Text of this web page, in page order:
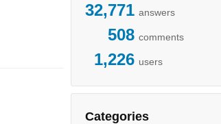
32,771 answers
508 comments
1,226 users
Categories